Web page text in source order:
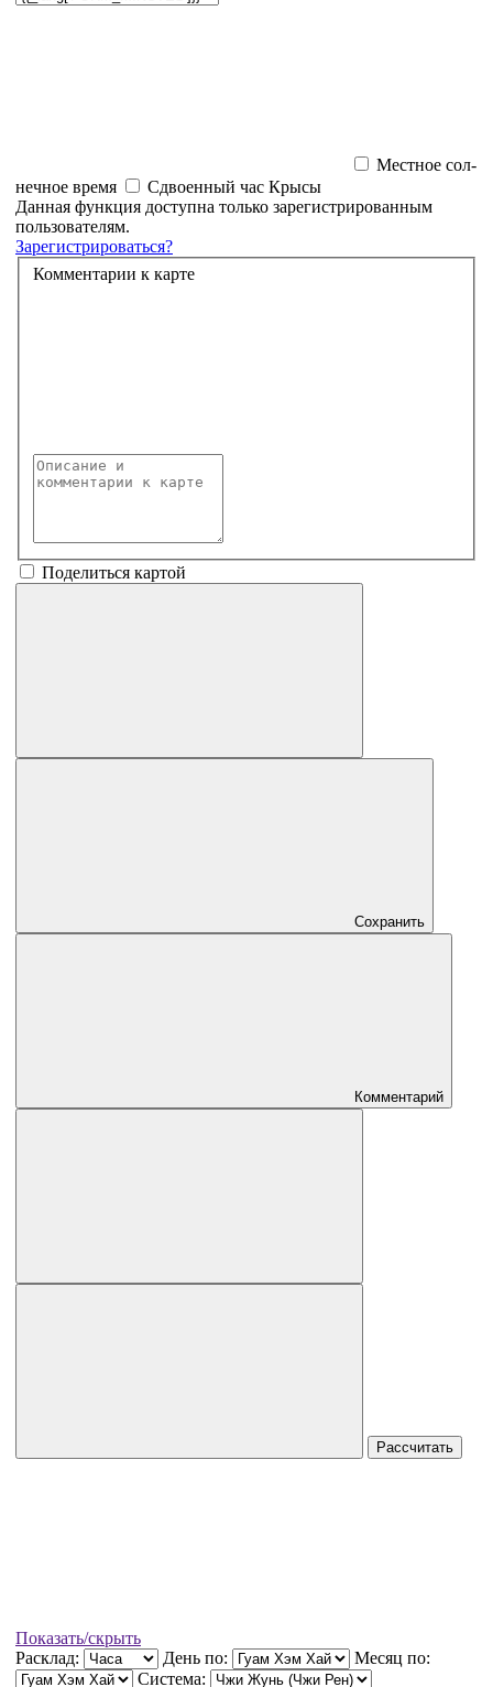
Местное сол­
неч­ное время
Сдвоенный час Крысы
Данная функция доступна только зарегистрированным
пользователям.
Зарегистрироваться?
Комментарии к карте
Поделиться картой
Сохранить
Комментарий
Рассчитать
Показать/скрыть
Расклад:
День по:
Месяц по:
Система: